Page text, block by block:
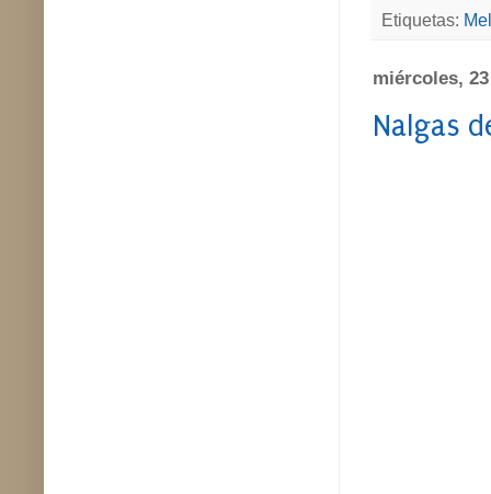
Etiquetas:
miércoles,
Nalgas